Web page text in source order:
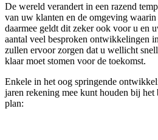
De wereld verandert in een razend
van uw klanten en de omgeving
daarmee geldt dit zeker ook voor u en
aantal veel besproken ontwikkelingen
zullen ervoor zorgen dat u wellicht
klaar moet stomen voor de toekomst.
Enkele in het oog springende
jaren rekening mee kunt houden bij
plan: